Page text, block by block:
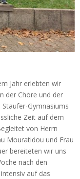
Jahr erlebten wir
der Chöre und der
Staufer-Gymnasiums
Zeit auf dem
von Herrn
Mouratidou und Frau
bereiteten wir uns
nach den
auf das